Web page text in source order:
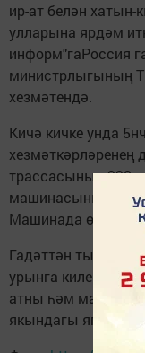
ир-ат белән
улларына ярдәм
информ"гаРоссия
министрлыгының
хезмәтендә.
Кичә кичке унда
трассасының 938
машинасының
Машинада өч кеше
Гадәттән тыш
урынга килеп, 31
атны һәм малайны
якындагы ягулык